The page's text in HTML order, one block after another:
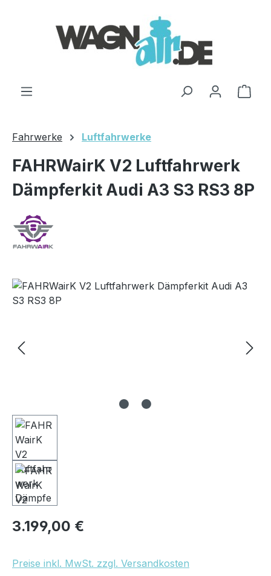
Fahrwerke Luftfahrwerke
FAHRWairK V2 Luftfahrwerk
Dämpferkit Audi A3 S3 RS3 8P
Bildergalerie überspringen
Regulärer Preis:
3.199,00 €
Preise inkl. MwSt. zzgl. Versandkosten